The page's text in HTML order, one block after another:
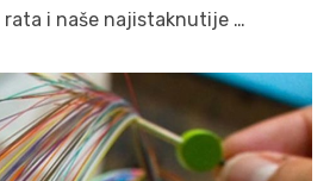
rata i naše najistaknutije …